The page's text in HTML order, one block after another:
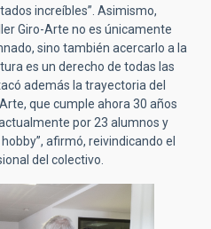
increíbles”. Asimismo,
Giro-Arte no es únicamente
sino también acercarlo a la
es un derecho de todas las
además la trayectoria del
que cumple ahora 30 años
por 23 alumnos y
afirmó, reivindicando el
del colectivo.